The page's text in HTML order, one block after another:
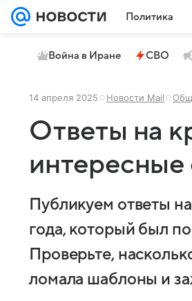
Политика
Война в Иране СВО
14 апреля 2025 Новости Mail
Ответы на
Публикуем ответы
года, который был
Проверьте,
ломала шаблоны и